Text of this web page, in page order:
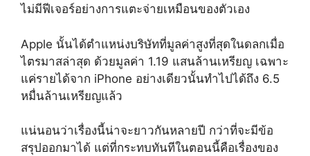
ไม่มีฟีเจอร์อย่างการแตะจ่ายเหมือนของตัวเอง
Apple นั้นได้ตำแหน่งบริษัทที่มูลค่าสูงที่สุดในดลกเมื่อ
ไตรมาสล่าสุด ด้วยมูลค่า 1.19 แสนล้านเหรียญ เฉพาะ
แค่รายได้จาก iPhone อย่างเดียวนั้นทำไปได้ถึง 6.5
หมื่นล้านเหรียญแล้ว
แน่นอนว่าเรื่องนี้น่าจะยาวกันหลายปี กว่าที่จะมีข้อ
สรุปออกมาได้ แต่ที่กระทบทันทีในตอนนี้คือเรื่องของ